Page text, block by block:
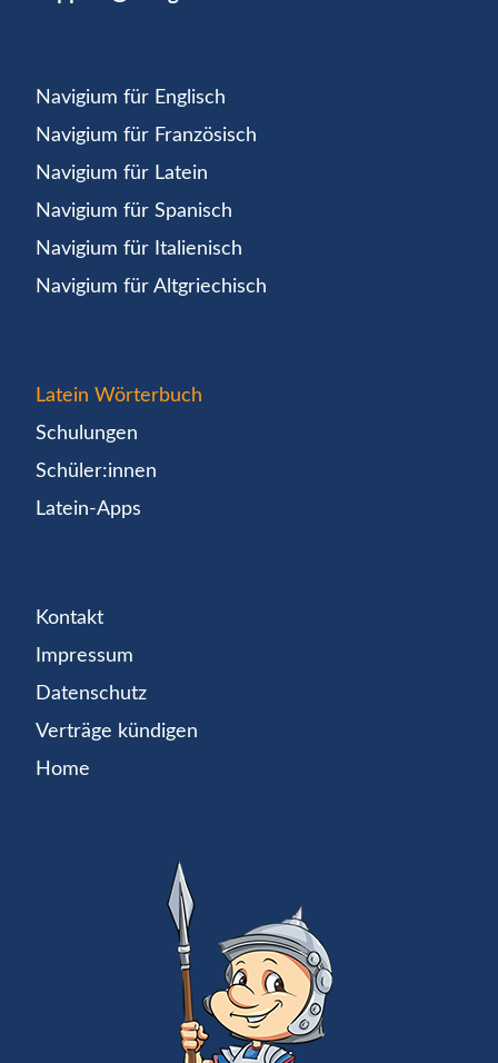
Navigium für Englisch
Navigium für Französisch
Navigium für Latein
Navigium für Spanisch
Navigium für Italienisch
Navigium für Altgriechisch
Latein Wörterbuch
Schulungen
Schüler:innen
Latein-Apps
Kontakt
Impressum
Datenschutz
Verträge kündigen
Home